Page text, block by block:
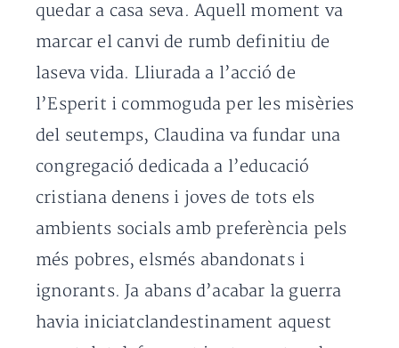
quedar a casa seva. Aquell moment va
marcar el canvi de rumb definitiu de
laseva vida. Lliurada a l’acció de
l’Esperit i commoguda per les misèries
del seutemps, Claudina va fundar una
congregació dedicada a l’educació
cristiana denens i joves de tots els
ambients socials amb preferència pels
més pobres, elsmés abandonats i
ignorants. Ja abans d’acabar la guerra
havia iniciatclandestinament aquest